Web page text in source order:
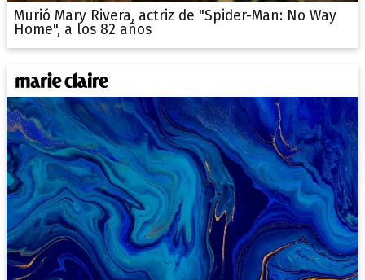
Murió Mary Rivera, actriz de "Spider-Man: No Way
Home", a los 82 años